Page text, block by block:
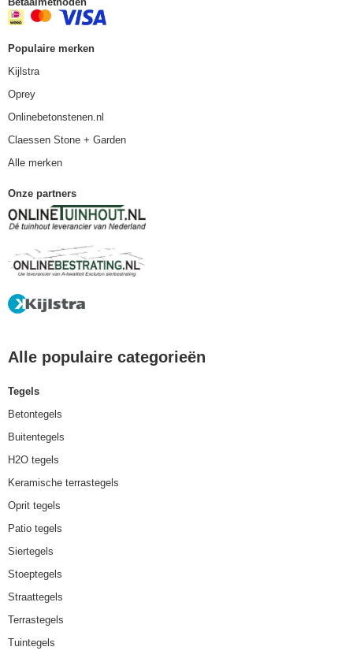
Populaire merken
Kijlstra
Oprey
Onlinebetonstenen.nl
Claessen Stone + Garden
Alle merken
Onze partners
Alle populaire categorieën
Tegels
Betontegels
Buitentegels
H2O tegels
Keramische terrastegels
Oprit tegels
Patio tegels
Siertegels
Stoeptegels
Straattegels
Terrastegels
Tuintegels